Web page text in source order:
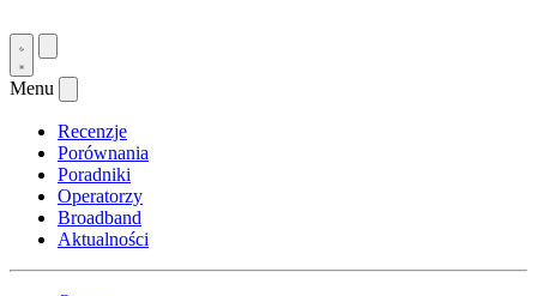
Menu
Recenzje
Porównania
Poradniki
Operatorzy
Broadband
Aktualności